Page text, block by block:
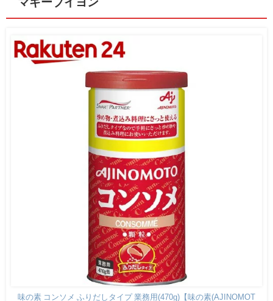
味の素 コンソメ ふりだしタイプ 業務用(470g)【味の素(AJINOMOT